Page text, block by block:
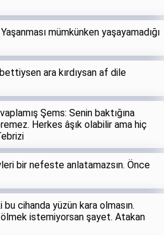
mümkünken yaşayamadığı
ara kırdıysan af dile
Şems: Senin baktığına
Herkes âşık olabilir ama hiç
bir nefeste anlatamazsın. Önce
cihanda yüzün kara olmasın.
istemiyorsan şayet. Atakan